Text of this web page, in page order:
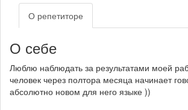
О репетиторе
О себе
Люблю наблюдать за результатами моей
человек через полтора месяца начинает
абсолютно новом для него языке ))